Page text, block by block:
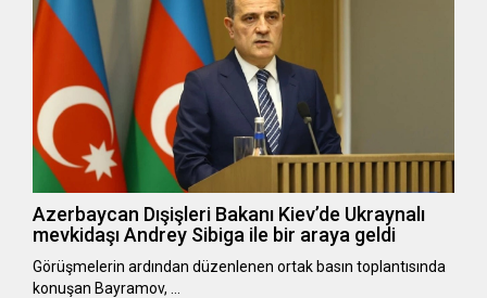
Azerbaycan Dışişleri Bakanı Kiev’de Ukraynalı
mevkidaşı Andrey Sibiga ile bir araya geldi
Görüşmelerin ardından düzenlenen ortak basın toplantısında
konuşan Bayramov, …